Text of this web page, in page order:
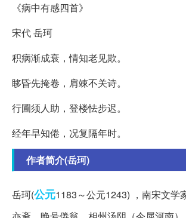
《病中有感四首》
宋代 岳珂
积病渐成衰，情知老见欺。
眵昏先掩卷，肩竦不关诗。
行圃须人助，登楼怯步迟。
经年早知倦，况复隔年时。
作者简介(岳珂)
岳珂(公元1183～公元1243) ，南宋文学